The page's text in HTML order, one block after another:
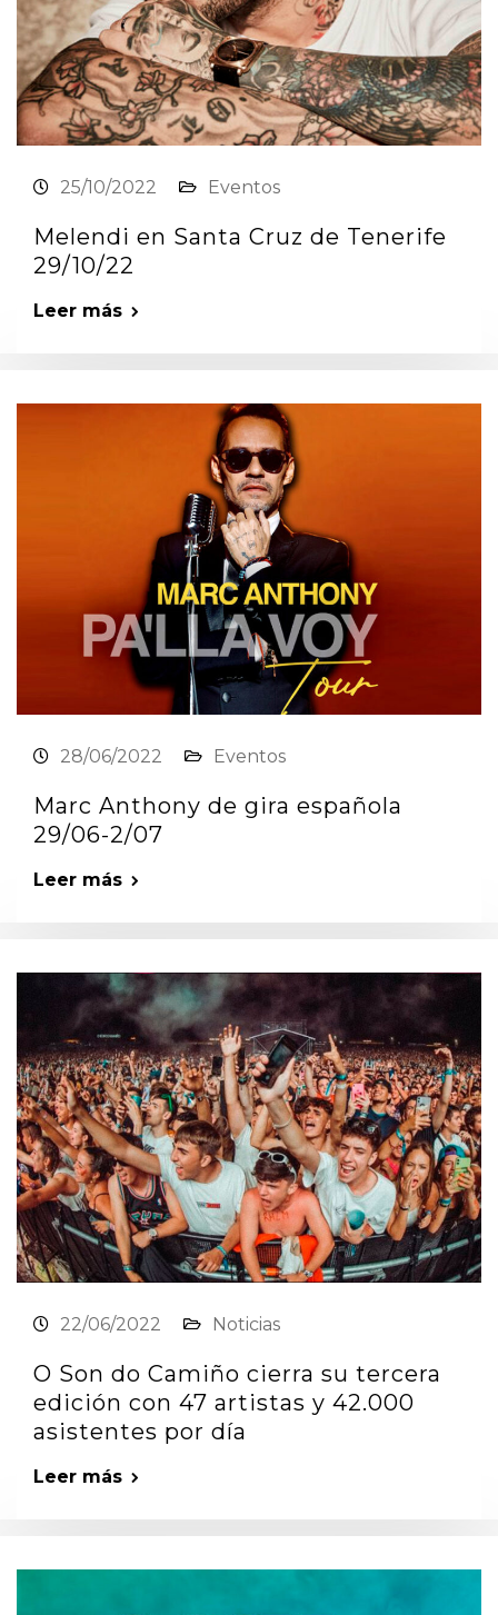
25/10/2022 Eventos
Melendi en Santa Cruz de Tenerife
29/10/22
Leer más
28/06/2022 Eventos
Marc Anthony de gira española
29/06-2/07
Leer más
22/06/2022 Noticias
O Son do Camiño cierra su tercera
edición con 47 artistas y 42.000
asistentes por día
Leer más